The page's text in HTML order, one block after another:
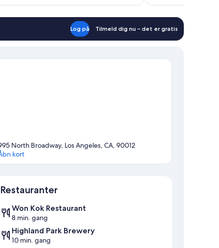
Log på Tilmeld dig nu – det er gratis
North Broadway, Los Angeles, CA, 90012
kort
Restauranter
Won Kok Restaurant
8 min. gang
Highland Park Brewery
10 min. gang